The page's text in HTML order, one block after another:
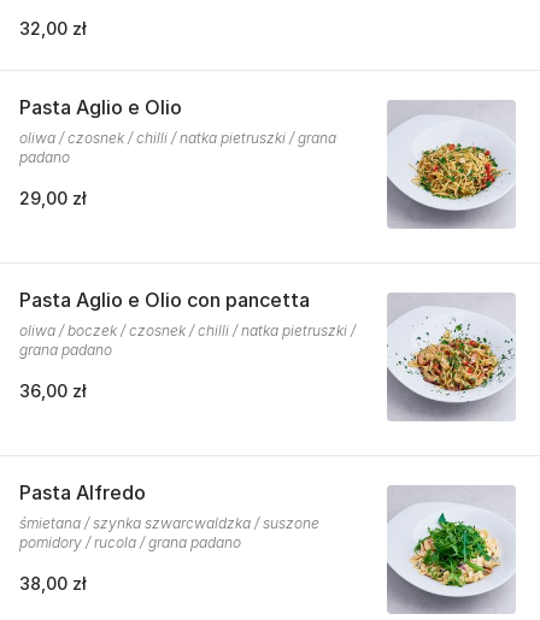
32,00 zł
Pasta Aglio e Olio
oliwa / czosnek / chilli / natka pietruszki / grana
padano
29,00 zł
Pasta Aglio e Olio con pancetta
oliwa / boczek / czosnek / chilli / natka pietruszki /
grana padano
36,00 zł
Pasta Alfredo
śmietana / szynka szwarcwaldzka / suszone
pomidory / rucola / grana padano
38,00 zł